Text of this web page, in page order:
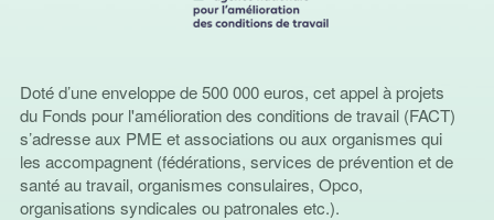
Doté d’une enveloppe de 500 000 euros, cet appel à projets
du Fonds pour l'amélioration des conditions de travail (FACT)
s’adresse aux PME et associations ou aux organismes qui
les accompagnent (fédérations, services de prévention et de
santé au travail, organismes consulaires, Opco,
organisations syndicales ou patronales etc.).